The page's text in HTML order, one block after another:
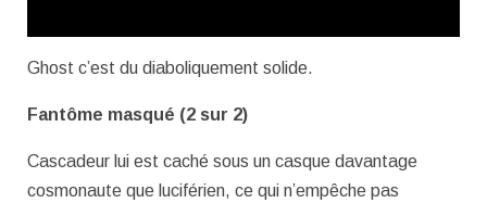
Ghost c’est du diaboliquement solide.
Fantôme masqué (2 sur 2)
Cascadeur lui est caché sous un casque davantage
cosmonaute que luciférien, ce qui n’empêche pas